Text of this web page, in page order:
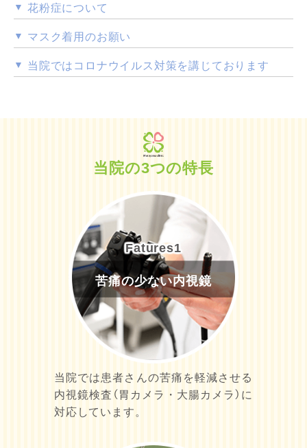
花粉症について
マスク着用のお願い
当院ではコロナウイルス対策を講じております
当院の3つの特長
Fatures1
苦痛の少ない内視鏡
当院では患者さんの苦痛を軽減させる
内視鏡検査（胃カメラ・大腸カメラ）に
対応しています。